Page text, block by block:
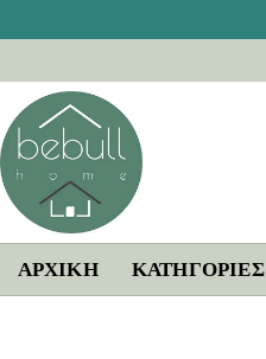
περιεχόμενο
ΑΡΧΙΚΗ ΚΑΤΗΓΟΡΙΕΣ